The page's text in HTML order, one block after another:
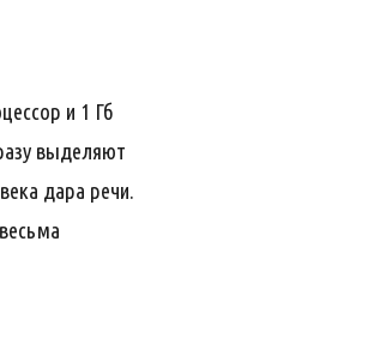
и 1 Гб
выделяют
дара речи.